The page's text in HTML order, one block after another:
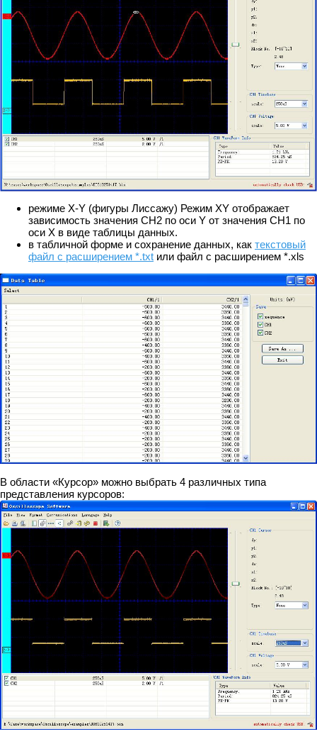
режиме X-Y (фигуры Лиссажу) Режим XY отображает
зависимость значения CH2 по оси Y от значения CH1 по
оси X в виде таблицы данных.
в табличной форме и сохранение данных, как текстовый
файл с расширением *.txt или файл с расширением *.xls
В области «Курсор» можно выбрать 4 различных типа
представления курсоров: